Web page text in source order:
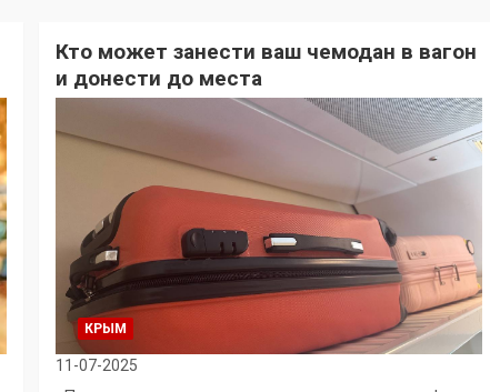
Кто может занести ваш чемодан в вагон
и донести до места
КРЫМ
11-07-2025